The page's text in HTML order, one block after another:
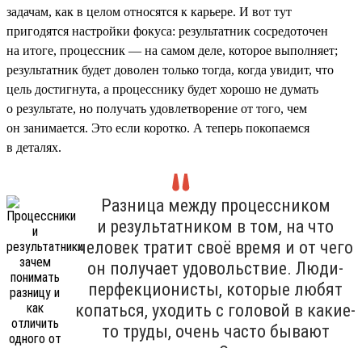
задачам, как в целом относятся к карьере. И вот тут
пригодятся настройки фокуса: результатник сосредоточен
на итоге, процессник — на самом деле, которое выполняет;
результатник будет доволен только тогда, когда увидит, что
цель достигнута, а процесснику будет хорошо не думать
о результате, но получать удовлетворение от того, чем
он занимается. Это если коротко. А теперь покопаемся
в деталях.
Разница между процессником
и результатником в том, на что
человек тратит своё время и от чего
он получает удовольствие. Люди-
перфекционисты, которые любят
копаться, уходить с головой в какие-
то труды, очень часто бывают